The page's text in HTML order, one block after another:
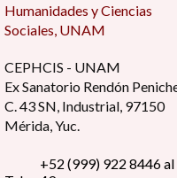
Moderadora: Dra. María
Cadenas productivas
Rodríguez González
Ganadores en
Hernández Águila
Humanidades y Ciencias
Sociales, UNAM
CEPHCIS - UNAM
Ex Sanatorio Rendón
C. 43 SN, Industrial, 97150
Mérida, Yuc.
+52 (999) 922 8446 al